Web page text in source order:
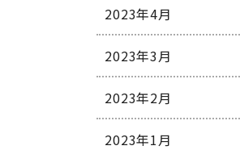
2023年4月
2023年3月
2023年2月
2023年1月